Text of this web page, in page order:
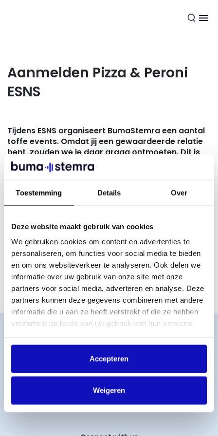
Toestemming Details Over
Deze website maakt gebruik van cookies
We gebruiken cookies om content en advertenties te
personaliseren, om functies voor social media te bieden
en om ons websiteverkeer te analyseren. Ook delen we
informatie over uw gebruik van onze site met onze
partners voor social media, adverteren en analyse. Deze
partners kunnen deze gegevens combineren met andere
informatie die u aan ze heeft verstrekt of die ze hebben
verzameld op basis van uw gebruik van hun services.
Accepteren
Weigeren
Aanmelden Pizza & Peroni
ESNS
Tijdens ESNS organiseert BumaStemra een aantal
toffe events. Omdat jij een gewaardeerde relatie
bent, zouden we je daar graag ontmoeten. Dit is
dé kans om in een informele setting te netwerken,
kennis te delen en samen te sparren over de
Ontmoet collega’s uit de muziekindustrie en breidt je
netwerk uit. Zien we je donderdag 16 januari om 17:30 in
Let op: je moet toegang hebben tot de ESNS-conferentie
voor dit event.
Wij hebben ons maximum aantal plekken bereikt. Je kunt
je helaas niet meer aanmelden.
Word lid
Licentie afsluiten
Werken bij BumaStemra